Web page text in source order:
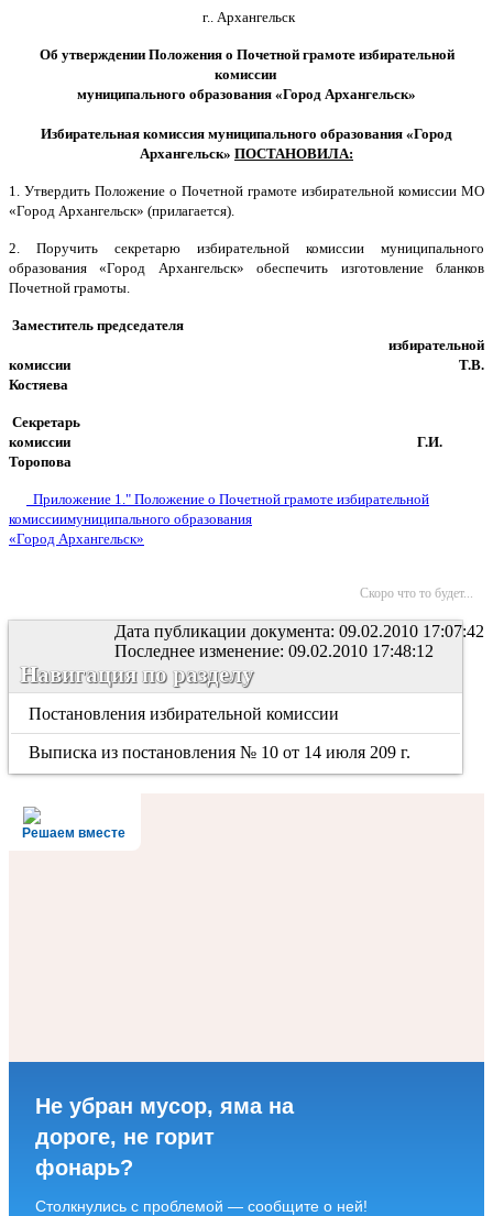
г.. Архангельск
Об утверждении Положения о Почетной грамоте избирательной
комиссии
муниципального образования «Город Архангельск»
Избирательная комиссия муниципального образования «Город
Архангельск» ПОСТАНОВИЛА:
1. Утвердить Положение о Почетной грамоте избирательной комиссии МО
«Город Архангельск» (прилагается).
2. Поручить секретарю избирательной комиссии муниципального
образования «Город Архангельск» обеспечить изготовление бланков
Почетной грамоты.
Заместитель председателя
избирательной
комиссии
Т.В.
Костяева
Секретарь
комиссии
Г.И.
Торопова
Приложение 1." Положение о Почетной грамоте избирательной
комиссиимуниципального образования
«Город Архангельск»
Скоро что то будет...
Дата публикации документа: 09.02.2010 17:07:42
Последнее изменение: 09.02.2010 17:48:12
Навигация по разделу
Постановления избирательной комиссии
Выписка из постановления № 10 от 14 июля 209 г.
Решаем вместе
Не убран мусор, яма на
дороге, не горит
фонарь?
Столкнулись с проблемой — сообщите о ней!